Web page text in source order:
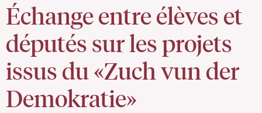
Échange entre élèves et
députés sur les projets
issus du «Zuch vun der
Demokratie»